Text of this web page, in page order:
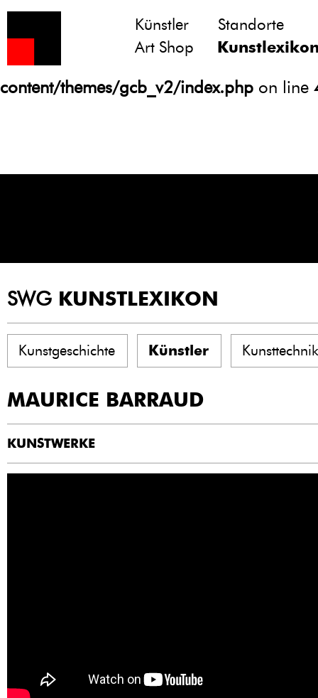
Notice
: Undefined variable: atts in
/homepages/21/d13550920/htdocs/
content/themes/gcb_v2/index.php on line
Künstler
Standorte
Art Shop
SWG KUNSTLEXIKON
Kunstgeschichte Künstler
MAURICE BARRAUD
KUNSTWERKE